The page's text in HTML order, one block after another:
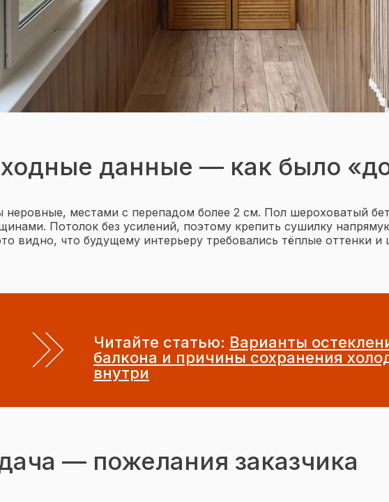
данные — как было
неровные, местами с перепадом более 2 см. Пол шероховатый
Потолок без усилений, поэтому крепить сушилку
видно, что будущему интерьеру требовались тёплые оттенки и
Читайте статью: Варианты
балкона и причины сохранения
внутри
— пожелания заказчика